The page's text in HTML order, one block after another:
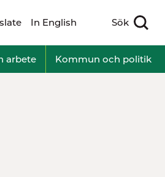
In English Sök
Visa sökfält
arbete Kommun och politik